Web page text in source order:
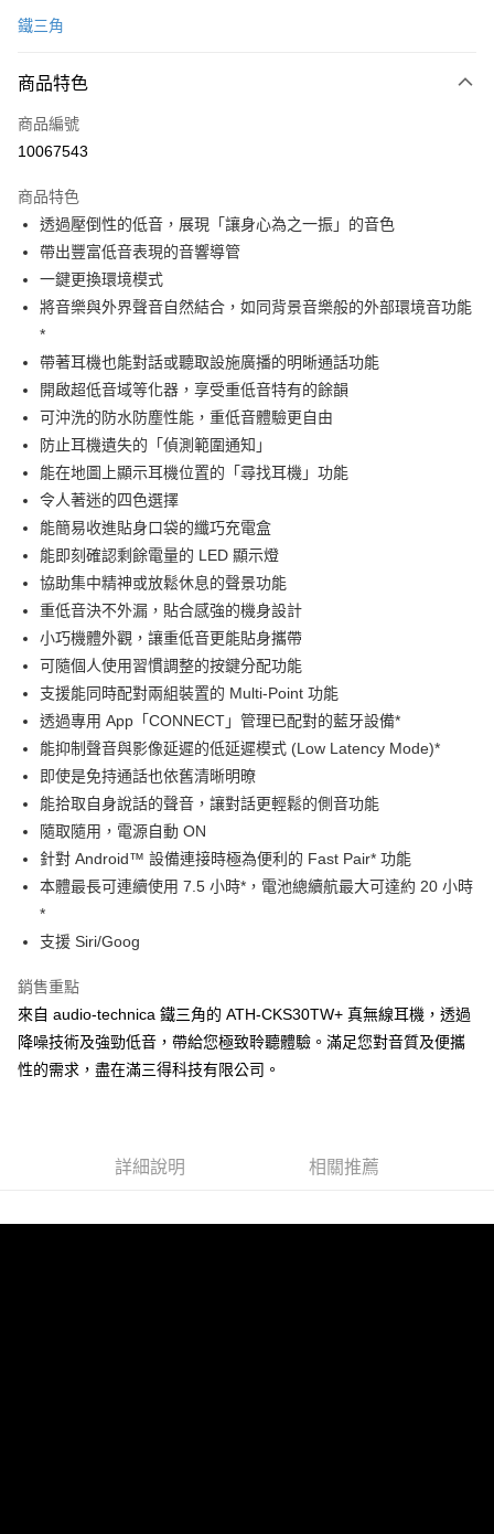
付款後7-11取貨
宅配
每筆NT$130，滿NT$399(含以上)免運費
鐵三角
商品特色
商品編號
10067543
商品特色
透過壓倒性的低⾳，展現「讓⾝⼼為之⼀振」的⾳⾊
帶出豐富低⾳表現的⾳響導管
⼀鍵更換環境模式
將⾳樂與外界聲⾳⾃然結合，如同背景⾳樂般的外部環境⾳功能
*
帶著耳機也能對話或聽取設施廣播的明晰通話功能
開啟超低⾳域等化器，享受重低⾳特有的餘韻
可沖洗的防⽔防塵性能，重低⾳體驗更⾃由
防⽌耳機遺失的「偵測範圍通知」
能在地圖上顯⽰耳機位置的「尋找耳機」功能
令⼈著迷的四⾊選擇
能簡易收進貼⾝⼝袋的纖巧充電盒
能即刻確認剩餘電量的 LED 顯⽰燈
協助集中精神或放鬆休息的聲景功能
重低⾳決不外漏，貼合感強的機⾝設計
⼩巧機體外觀，讓重低⾳更能貼⾝攜帶
可隨個⼈使⽤習慣調整的按鍵分配功能
⽀援能同時配對兩組裝置的 Multi-Point 功能
透過專⽤ App「CONNECT」管理已配對的藍牙設備*
能抑制聲⾳與影像延遲的低延遲模式 (Low Latency Mode)*
即使是免持通話也依舊清晰明暸
能拾取⾃⾝說話的聲⾳，讓對話更輕鬆的側⾳功能
隨取隨⽤，電源⾃動 ON
針對 Android™ 設備連接時極為便利的 Fast Pair* 功能
本體最長可連續使⽤ 7.5 ⼩時*，電池總續航最⼤可達約 20 ⼩時
*
⽀援 Siri/Goog
銷售重點
來自 audio-technica 鐵三角的 ATH-CKS30TW+ 真無線耳機，透過
降噪技術及強勁低音，帶給您極致聆聽體驗。滿足您對音質及便攜
性的需求，盡在滿三得科技有限公司。
詳細說明 相關推薦